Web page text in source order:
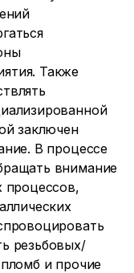
Также
заключен
В процессе
внимание
процессов,
резьбовых/
и прочие